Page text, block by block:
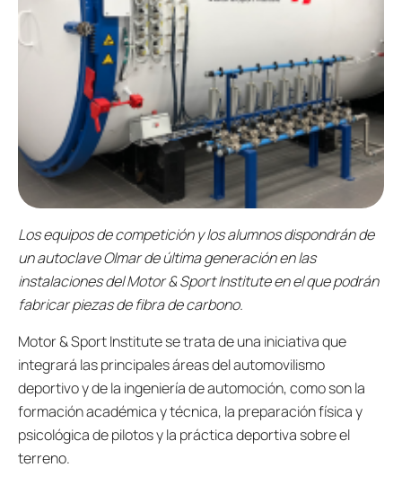
Los equipos de competición y los alumnos dispondrán de
un autoclave Olmar de última generación en las
instalaciones del Motor & Sport Institute en el que podrán
fabricar piezas de fibra de carbono.
Motor & Sport Institute se trata de una iniciativa que
integrará las principales áreas del automovilismo
deportivo y de la ingeniería de automoción, como son la
formación académica y técnica, la preparación física y
psicológica de pilotos y la práctica deportiva sobre el
terreno.